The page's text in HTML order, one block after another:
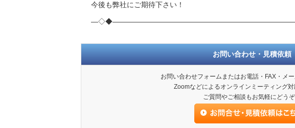
今後も弊社にご期待下さい！
お問い合わせ・見積依頼
お問い合わせフォームまたはお電話・FAX・メー
Zoomなどによるオンラインミーティング対
ご質問やご相談もお気軽にどうぞ